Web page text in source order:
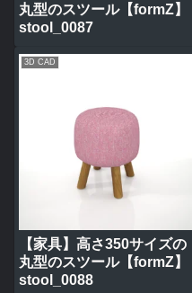
丸型のスツール【formZ】
stool_0087
3D CAD
【家具】高さ350サイズの
丸型のスツール【formZ】
stool_0088